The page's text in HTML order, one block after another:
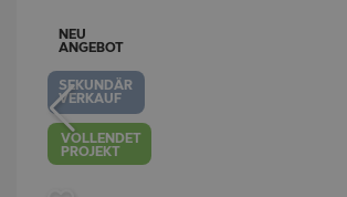
NEU
ANGEBOT
SEKUNDÄR
VERKAUF
VOLLENDET
PROJEKT